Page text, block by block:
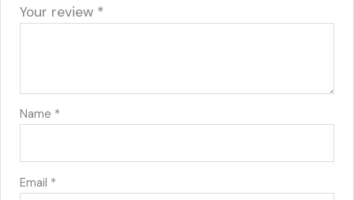
Your review *
Name *
Email *